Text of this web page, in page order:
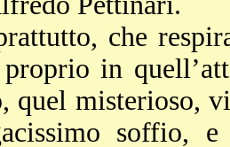
che
proprio in
quel misterioso,
soffio,